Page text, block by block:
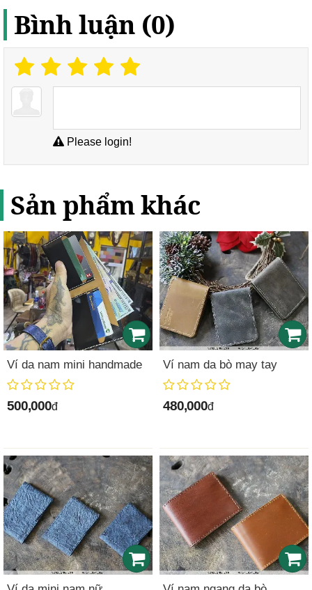
Bình luận (0)
Please login!
Sản phẩm khác
Ví da nam mini handmade
500,000đ
Ví nam da bò may tay
480,000đ